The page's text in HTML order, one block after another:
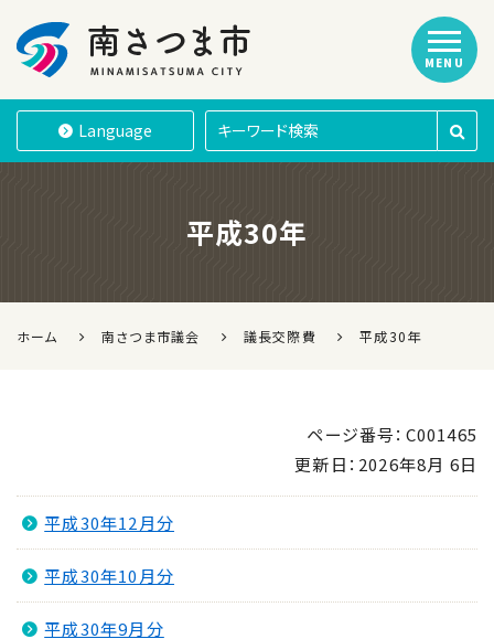
南さつま市
Language
MENU
平成30年
ホーム 南さつま市議会 議長交際費 平成30年
ページ番号：C001465
更新日： 2026年8月 6日
平成30年12月分
平成30年10月分
平成30年9月分